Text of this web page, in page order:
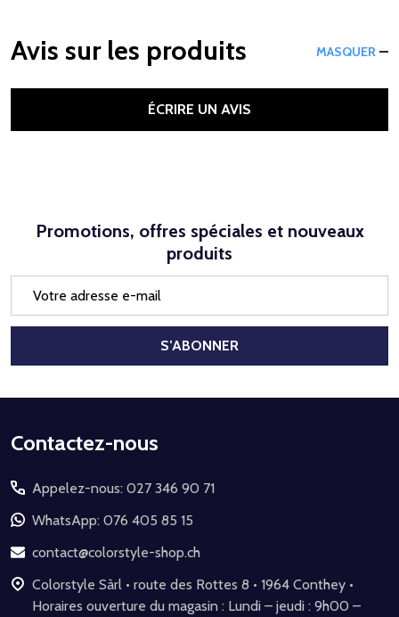
Avis sur les produits MASQUER
ÉCRIRE UN AVIS
Promotions, offres spéciales et nouveaux
produits
mail
S’ABONNER
Début
pied
de
page
Contactez-nous
Appelez-nous: 027 346 90 71
WhatsApp: 076 405 85 15
contact@colorstyle-shop.ch
Colorstyle Sàrl • route des Rottes 8 • 1964 Conthey •
Horaires ouverture du magasin : Lundi – jeudi : 9h00 –